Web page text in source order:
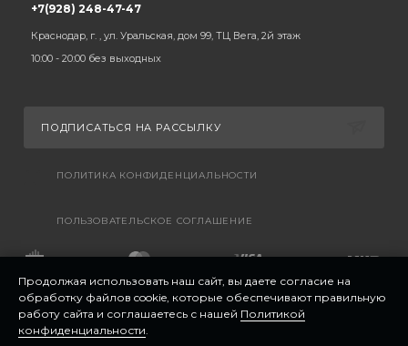
+7(928) 248-47-47
Краснодар, г. , ул. Уральская, дом 99, ТЦ Вега, 2й этаж
10:00 - 20:00 без выходных
ПОДПИСАТЬСЯ НА РАССЫЛКУ
ПОЛИТИКА КОНФИДЕНЦИАЛЬНОСТИ
ПОЛЬЗОВАТЕЛЬСКОЕ СОГЛАШЕНИЕ
Продолжая использовать наш сайт, вы даете согласие на
обработку файлов cookie, которые обеспечивают правильную
работу сайта и соглашаетесь с нашей Политикой
конфиденциальности.